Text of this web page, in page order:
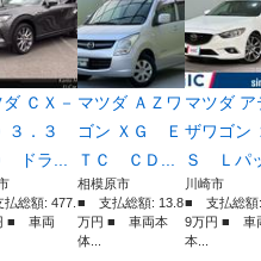
ＣＸ－
３．３
ドラ...
総額: 477.
■ 車両
マツダ ＡＺワ
ゴン ＸＧ Ｅ
ＴＣ ＣＤ...
相模原市
■ 支払総額: 13.8
万円 ■ 車両本
体...
マツダ ア
ザワゴン
Ｓ Ｌパ
川崎市
■ 支払総額:
9万円 ■ 車
本...